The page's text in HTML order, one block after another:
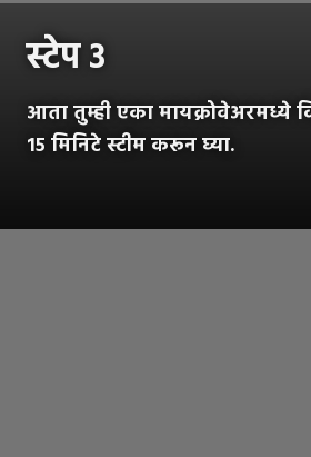
स्टेप ३
आता तुम्ही एका
१५ मिनिटे स्टीम करून घ्या.